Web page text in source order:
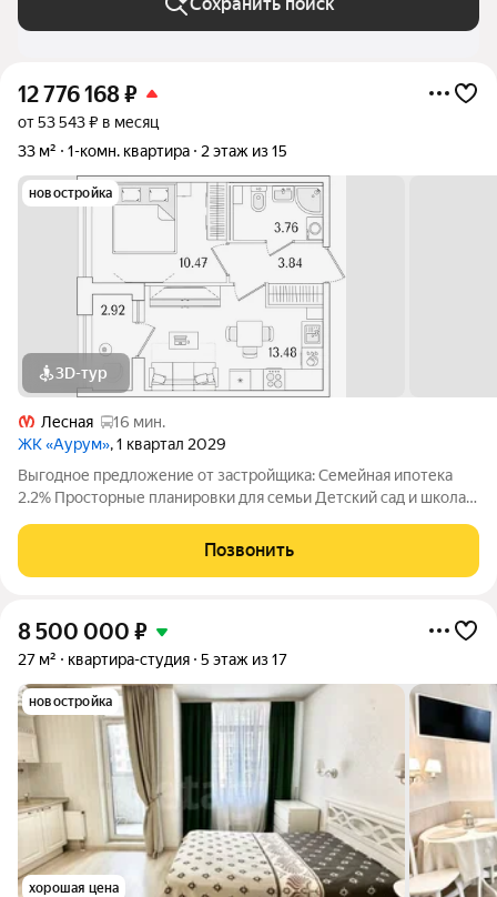
12 776 168₽
от 53 543 ₽ в месяц
33 м²
1-комн. квартира 2 этаж из 15
новостройка
3D-тур
Лесная
16 мин.
ЖК «Аурум», 1 квартал 2029
Выгодное предложение от застройщика: Семейная ипотека
2.2% Просторные планировки для семьи Детский сад и школа
Подземный паркинг со спуском на лифте Дизайнерские лобби
с арт-объектом
Позвонить
8 500 000 ₽
27 м² квартира-студия 5 этаж из 17
новостройка
хорошая цена